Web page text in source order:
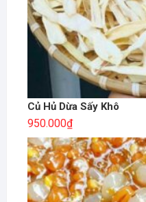
Củ Hủ Dừa Sấy Khô
950.000₫